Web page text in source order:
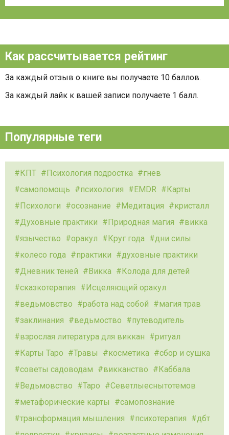
Как рассчитывается рейтинг
За каждый отзыв о книге вы получаете 10 баллов.
За каждый лайк к вашей записи получаете 1 балл.
Популярные теги
КПТ Психология подростка
гнев
самопомощь
психология EMDR
Карты
Психологи
осознание Медитация
кристалл
Духовные практики
Природная магия
викка
язычество
оракул Круг года
дни силы
колесо года
практики
духовные практики
Дневник теней
Викка
Колода для детей
сказкотерапия
Исцеляющий оракул
ведьмовство
работа над собой
магия трав
заклинания
ведьмоство
путеводитель
взрослая литература для виккан
ритуал
Карты Таро
Травы косметика
сбор и сушка
советы садоводам
викканство
Каббала
Ведьмовство
Таро
Севетлыеснытотемов
метафорические карты
самопознание
трансформация мышления
психотерапия
дбт